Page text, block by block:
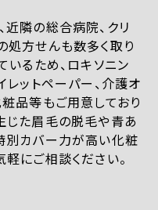
隣の総合病院、クリ
処方せんも数多く取り
いるため、ロキソニン
レットペーパー、介護オ
品等もご用意しており
じた眉毛の脱毛や青あ
別カバー力が高い化粧
にご相談ください。